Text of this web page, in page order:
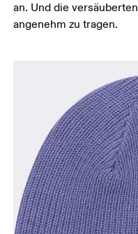
an. Und die
angenehm zu tragen.